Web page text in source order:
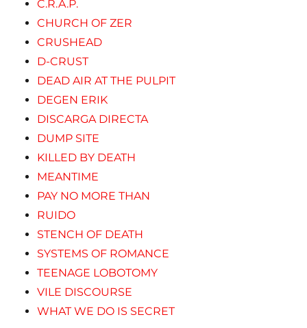
C.R.A.P.
CHURCH OF ZER
CRUSHEAD
D-CRUST
DEAD AIR AT THE PULPIT
DEGEN ERIK
DISCARGA DIRECTA
DUMP SITE
KILLED BY DEATH
MEANTIME
PAY NO MORE THAN
RUIDO
STENCH OF DEATH
SYSTEMS OF ROMANCE
TEENAGE LOBOTOMY
VILE DISCOURSE
WHAT WE DO IS SECRET